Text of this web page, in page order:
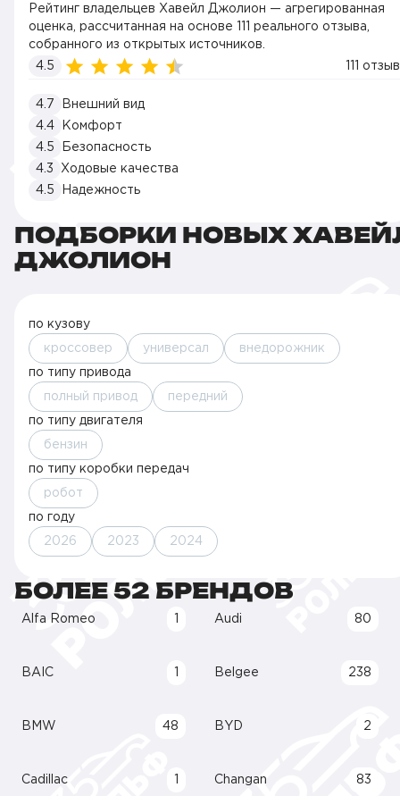
Рейтинг владельцев Хавейл Джолион — агрегированная
оценка, рассчитанная на основе 111 реального отзыва,
собранного из открытых источников.
4.5
111 отзыв
4.7
Внешний вид
4.4
Комфорт
4.5
Безопасность
4.3
Ходовые качества
4.5
Надежность
ПОДБОРКИ НОВЫХ
ДЖОЛИОН
по кузову
кроссовер универсал внедорожник
по типу привода
полный привод передний
по типу двигателя
бензин
по типу коробки передач
робот
по году
2026 2023 2024
БОЛЕЕ 52 БРЕНДОВ
Alfa Romeo Audi 80
BAIC Belgee 238
BMW 48 BYD 2
Cadillac Changan 83